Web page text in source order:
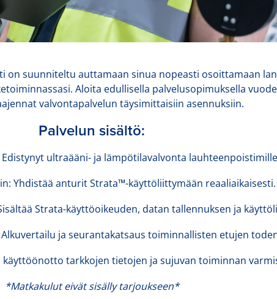
on suunniteltu auttamaan sinua nopeasti osoittamaan
Aloita edullisella palvelusopimuksella
valvontapalvelun täysimittaisiin asennuksiin.
Palvelun sisältö:
Edistynyt ultraääni- ja lämpötilavalvonta
Yhdistää anturit Strata™-käyttöliittymään reaaliaikaisesti.
Strata-käyttöoikeuden, datan tallennuksen ja
ja seurantakatsaus toiminnallisten etujen
käyttöönotto tarkkojen tietojen ja sujuvan toiminnan
*Matkakulut eivät sisälly tarjoukseen*